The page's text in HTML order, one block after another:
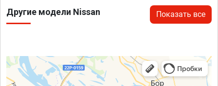
Другие модели Nissan Показать все